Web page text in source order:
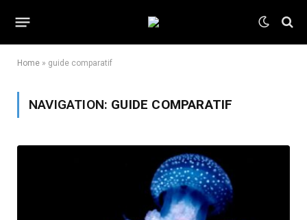
Home » guide comparatif
NAVIGATION: GUIDE COMPARATIF